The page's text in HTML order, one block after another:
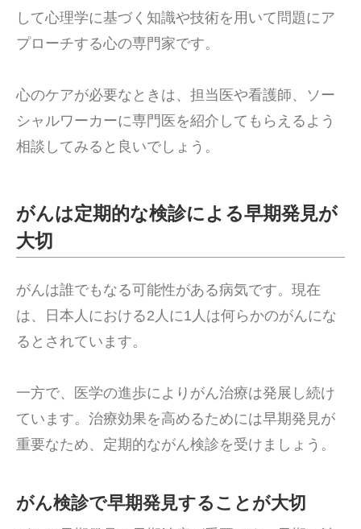
して心理学に基づく知識や技術を用いて問題にア
プローチする心の専門家です。
心のケアが必要なときは、担当医や看護師、ソー
シャルワーカーに専門医を紹介してもらえるよう
相談してみると良いでしょう。
がんは定期的な検診による早期発見が
大切
がんは誰でもなる可能性がある病気です。現在
は、日本人における2人に1人は何らかのがんにな
るとされています。
一方で、医学の進歩によりがん治療は発展し続け
ています。治療効果を高めるためには早期発見が
重要なため、定期的ながん検診を受けましょう。
がん検診で早期発見することが大切